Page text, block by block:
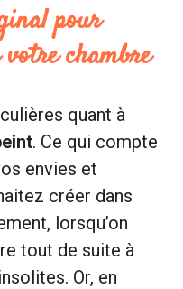
pour
chambre
quant à
. Ce qui compte
envies et
créer dans
lorsqu’on
tout de suite à
Or, en